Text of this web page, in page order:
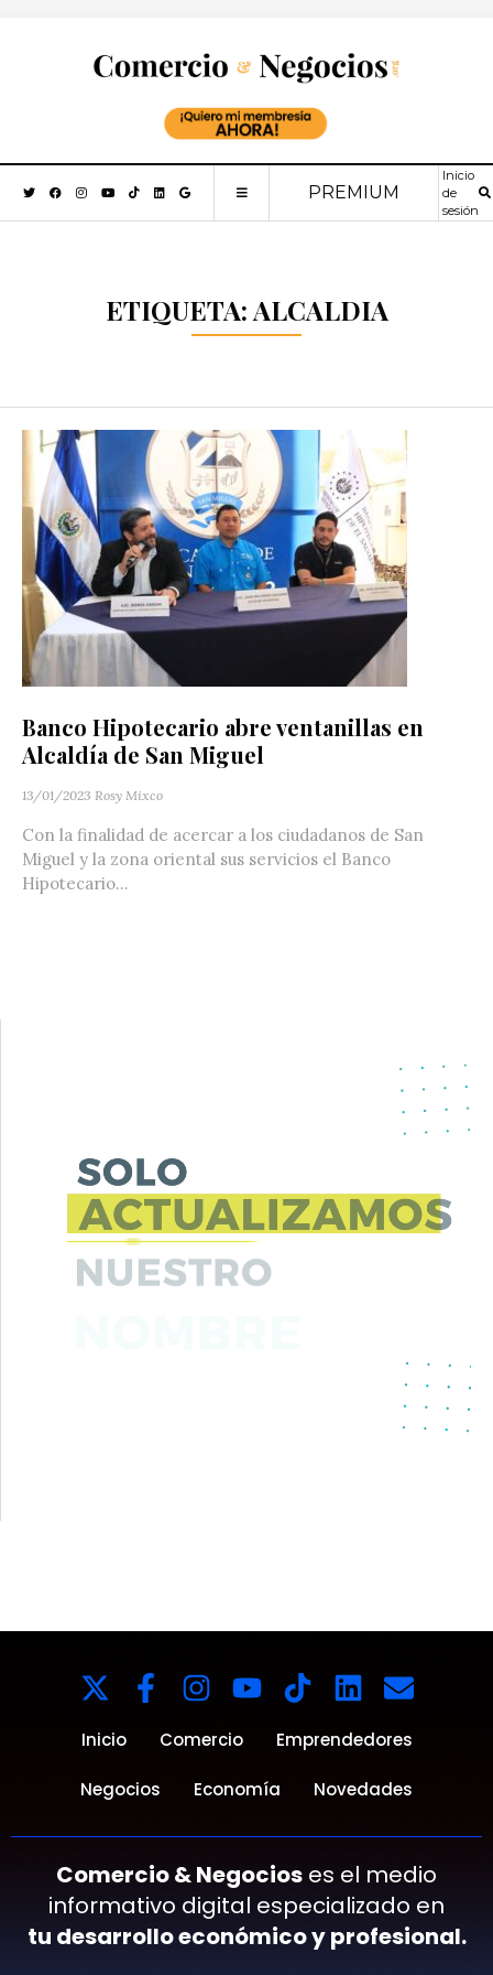
PREMIUM
Inicio
de
sesión
ETIQUETA:ALCALDIA
Banco Hipotecario abre ventanillas en
Alcaldía de San Miguel
13/01/2023 Rosy Mixco
Con la finalidad de acercar a los ciudadanos de San
Miguel y la zona oriental sus servicios el Banco
Hipotecario...
Inicio Comercio Emprendedores
Negocios Economía Novedades
Comercio & Negocios es el medio
informativo digital especializado en
tu desarrollo económico y profesional.